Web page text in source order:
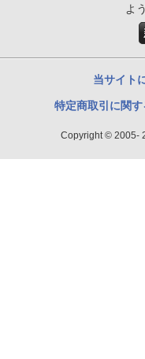
よ
当サイト
特定商取引に関
Copyright © 2005-